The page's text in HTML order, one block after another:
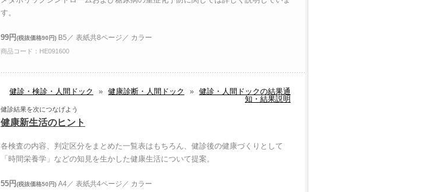
す。
99円(税抜価格90円) B5／ 表紙共8ページ／ カラー
商品コード：HE091600
健診・検診・人間ドック » 健康診断・人間ドック » 健診・人間ドックの結果通
知・結果説明
健診結果を次につなげよう
健康新生活のヒント
各検査の内容、判定区分をまとめた一覧表はもちろん、健診後の健康づくりとして
「時間栄養学」などの知見を生かした健康生活について提案。
55円(税抜価格50円) A4／ 表紙共4ページ／ カラー